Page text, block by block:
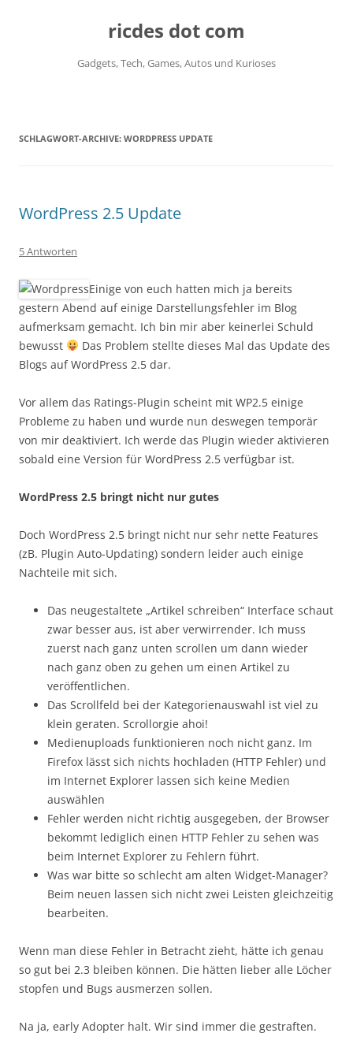
ricdes dot com
Gadgets, Tech, Games, Autos und Kurioses
SCHLAGWORT-ARCHIVE: WORDPRESS UPDATE
WordPress 2.5 Update
5 Antworten
Einige von euch hatten mich ja bereits
gestern Abend auf einige Darstellungsfehler im Blog
aufmerksam gemacht. Ich bin mir aber keinerlei Schuld
bewusst
Das Problem stellte dieses Mal das Update des
Blogs auf WordPress 2.5 dar.
Vor allem das Ratings-Plugin scheint mit WP2.5 einige
Probleme zu haben und wurde nun deswegen temporär
von mir deaktiviert. Ich werde das Plugin wieder aktivieren
sobald eine Version für WordPress 2.5 verfügbar ist.
WordPress 2.5 bringt nicht nur gutes
Doch WordPress 2.5 bringt nicht nur sehr nette Features
(zB. Plugin Auto-Updating) sondern leider auch einige
Nachteile mit sich.
Das neugestaltete „Artikel schreiben“ Interface schaut
zwar besser aus, ist aber verwirrender. Ich muss
zuerst nach ganz unten scrollen um dann wieder
nach ganz oben zu gehen um einen Artikel zu
veröffentlichen.
Das Scrollfeld bei der Kategorienauswahl ist viel zu
klein geraten. Scrollorgie ahoi!
Medienuploads funktionieren noch nicht ganz. Im
Firefox lässt sich nichts hochladen (HTTP Fehler) und
im Internet Explorer lassen sich keine Medien
auswählen
Fehler werden nicht richtig ausgegeben, der Browser
bekommt lediglich einen HTTP Fehler zu sehen was
beim Internet Explorer zu Fehlern führt.
Was war bitte so schlecht am alten Widget-Manager?
Beim neuen lassen sich nicht zwei Leisten gleichzeitig
bearbeiten.
Wenn man diese Fehler in Betracht zieht, hätte ich genau
so gut bei 2.3 bleiben können. Die hätten lieber alle Löcher
stopfen und Bugs ausmerzen sollen.
Na ja, early Adopter halt. Wir sind immer die gestraften.